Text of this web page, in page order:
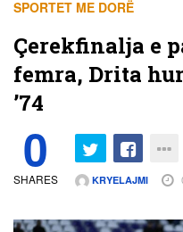
SPORTET ME DORË
Çerekfinalja e
femra, Drita
’74
0
SHARES KRYELAJMI